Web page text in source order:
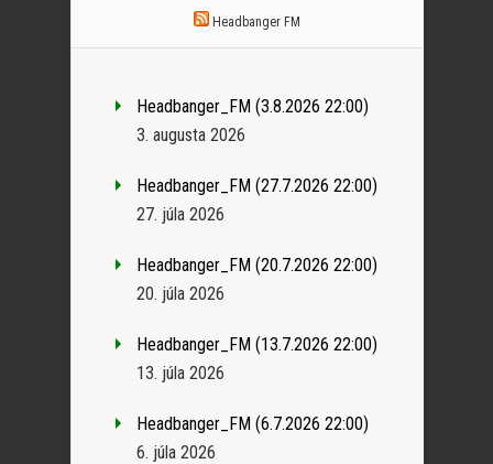
Headbanger FM
Headbanger_FM (3.8.2026 22:00)
3. augusta 2026
Headbanger_FM (27.7.2026 22:00)
27. júla 2026
Headbanger_FM (20.7.2026 22:00)
20. júla 2026
Headbanger_FM (13.7.2026 22:00)
13. júla 2026
Headbanger_FM (6.7.2026 22:00)
6. júla 2026